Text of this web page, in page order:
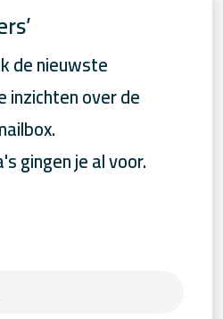
de nieuwste
over de
gingen je al voor.